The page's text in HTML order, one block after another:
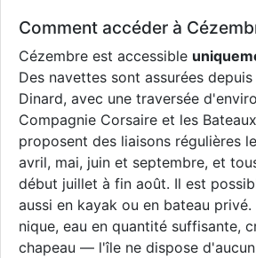
Comment accéder à
Cézembre est accessible
Des navettes sont assurées
Dinard, avec une traversée
Compagnie Corsaire et les
proposent des liaisons régulières
avril, mai, juin et septembre, et
début juillet à fin août. Il est
aussi en kayak ou en bateau privé.
nique, eau en quantité suffisante,
chapeau — l'île ne dispose